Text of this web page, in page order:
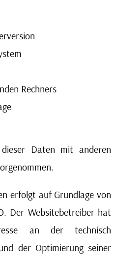
Rechners
dieser Daten mit anderen
erfolgt auf Grundlage von
Der Websitebetreiber hat
an der technisch
der Optimierung seiner